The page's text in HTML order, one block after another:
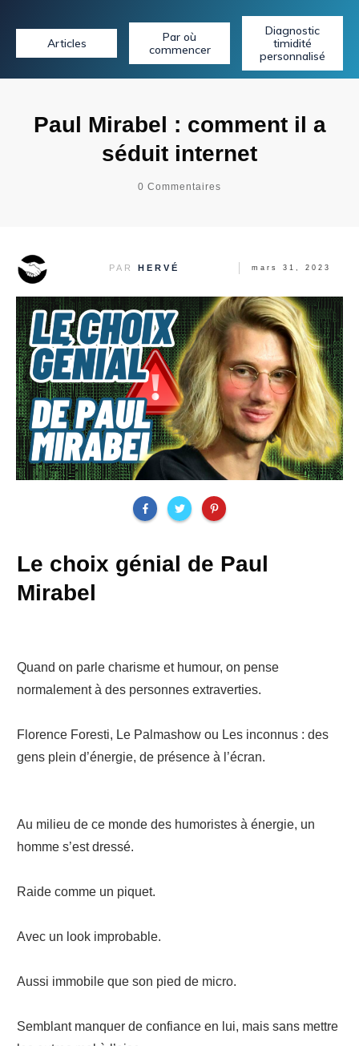
Articles
Par où
commencer
Diagnostic
timidité
personnalisé
Paul Mirabel : comment il a
séduit internet
0 Commentaires
PAR HERVÉ mars 31, 2023
Le choix génial de Paul
Mirabel
Quand on parle charisme et humour, on pense
normalement à des personnes extraverties.
Florence Foresti, Le Palmashow ou Les inconnus : des
gens plein d’énergie, de présence à l’écran.
Au milieu de ce monde des humoristes à énergie, un
homme s’est dressé.
Raide comme un piquet.
Avec un look improbable.
Aussi immobile que son pied de micro.
Semblant manquer de confiance en lui, mais sans mettre